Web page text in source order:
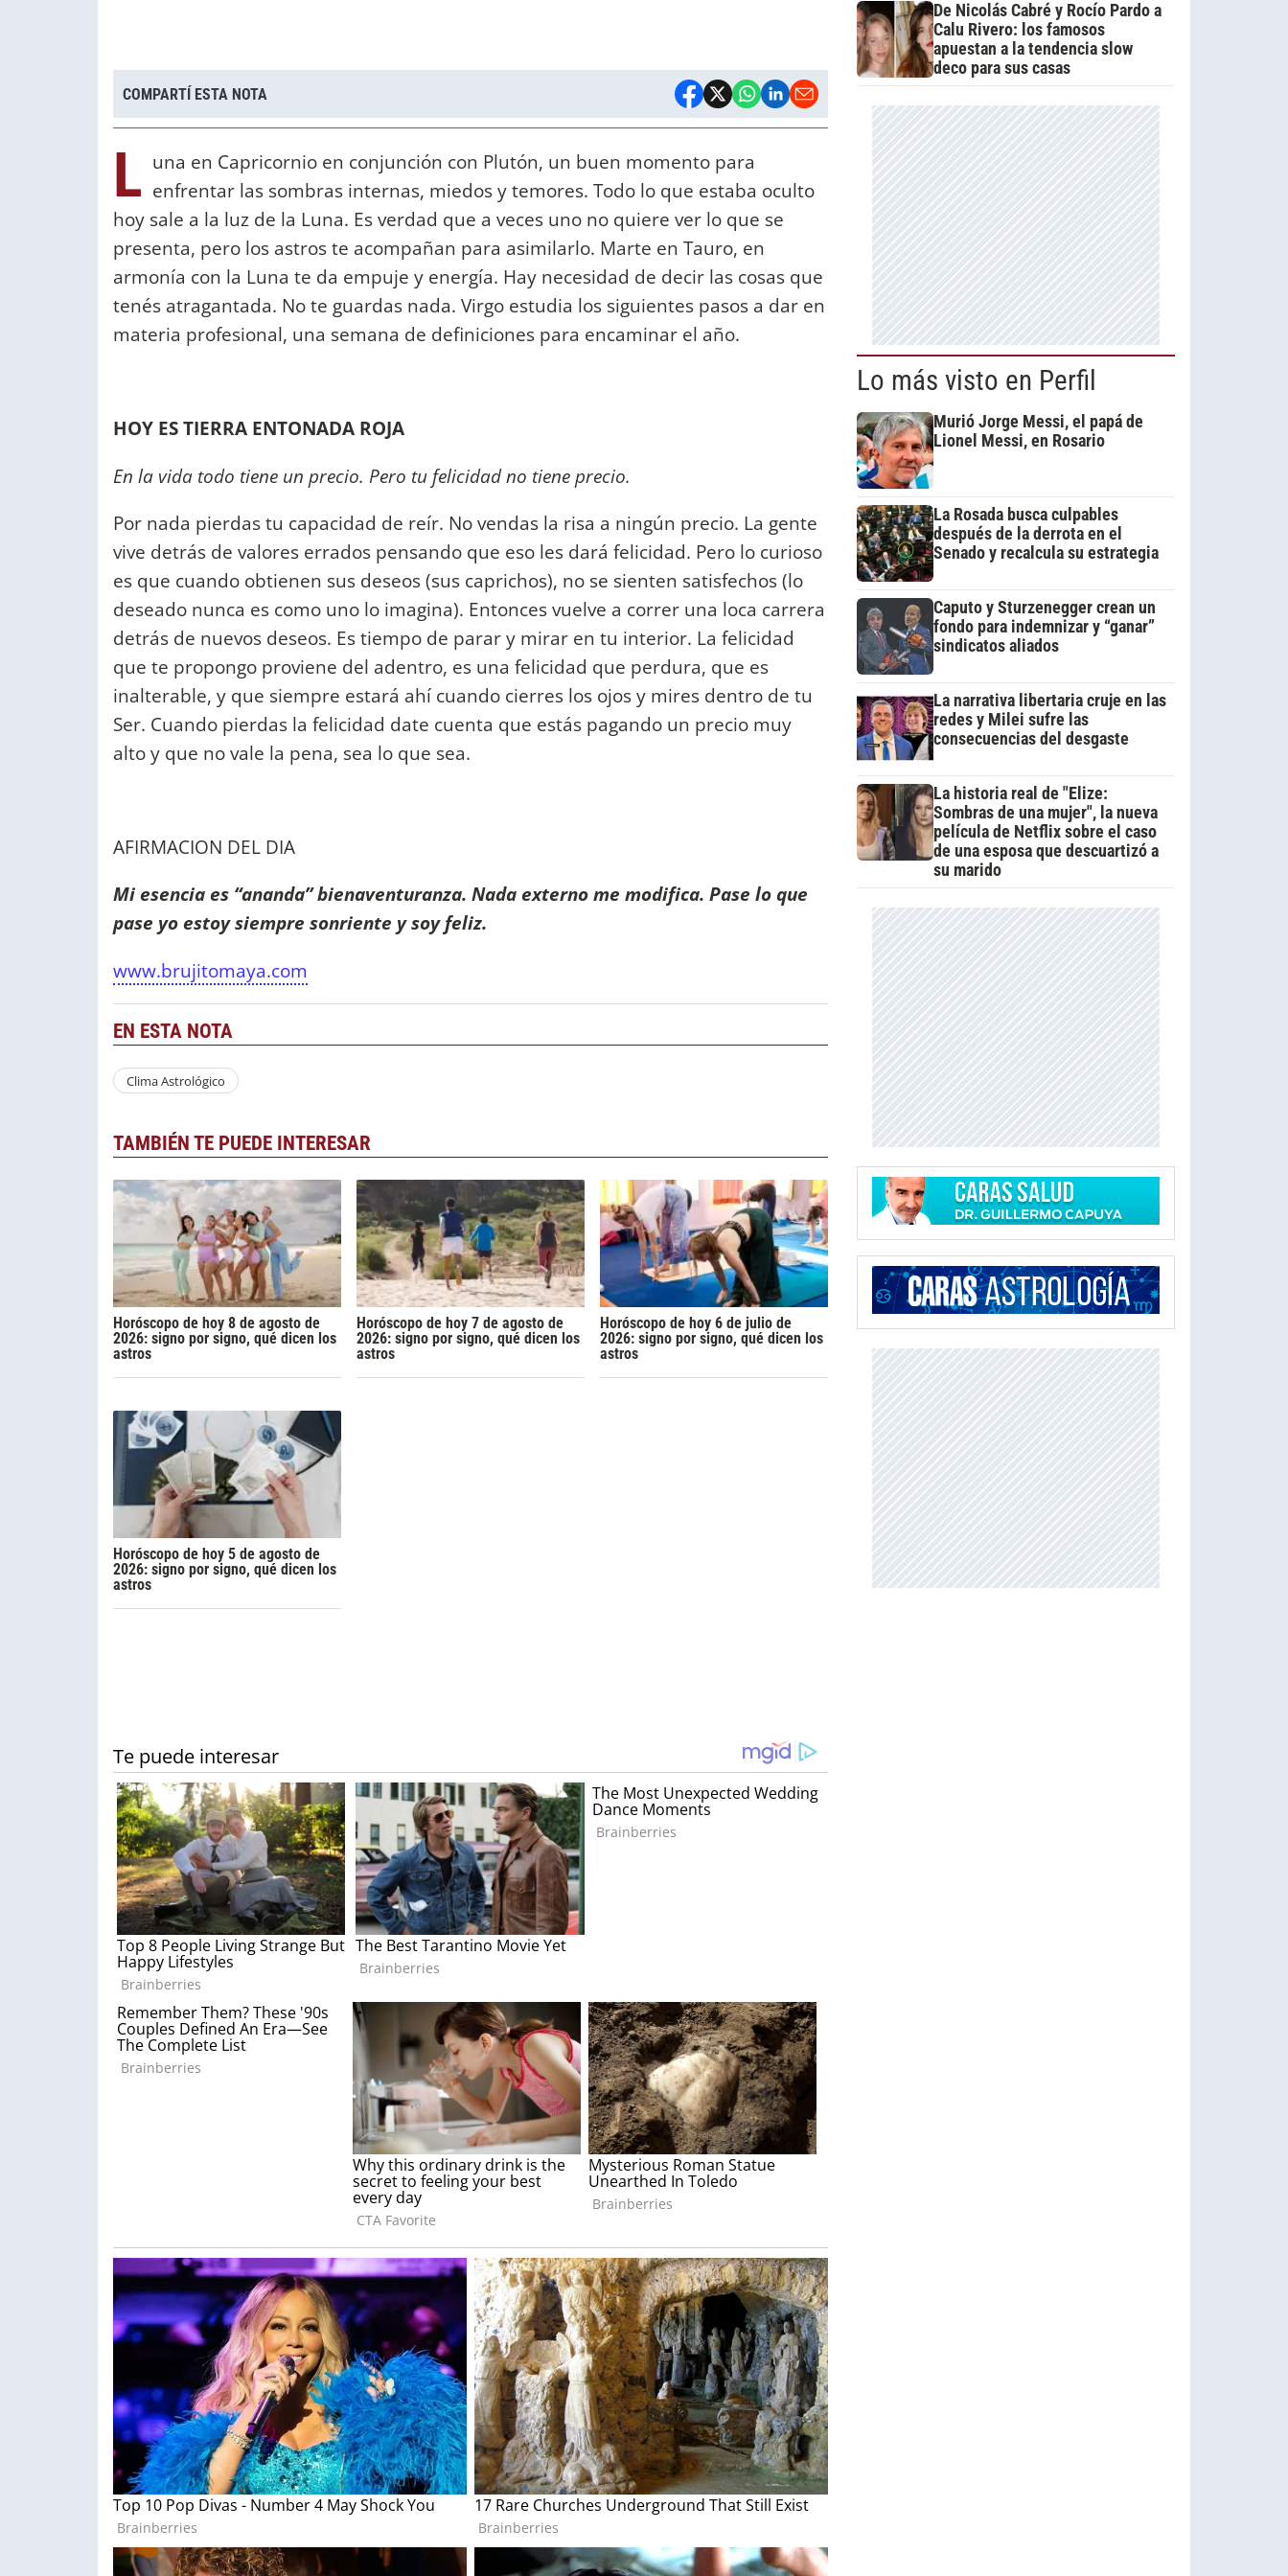
COMPARTÍ ESTA NOTA
L una en Capricornio en conjunción con Plutón, un buen momento para
enfrentar las sombras internas, miedos y temores. Todo lo que estaba oculto
hoy sale a la luz de la Luna. Es verdad que a veces uno no quiere ver lo que se
presenta, pero los astros te acompañan para asimilarlo. Marte en Tauro, en
armonía con la Luna te da empuje y energía. Hay necesidad de decir las cosas que
tenés atragantada. No te guardas nada. Virgo estudia los siguientes pasos a dar en
materia profesional, una semana de definiciones para encaminar el año.
HOY ES TIERRA ENTONADA ROJA
En la vida todo tiene un precio. Pero tu felicidad no tiene precio.
Por nada pierdas tu capacidad de reír. No vendas la risa a ningún precio. La gente
vive detrás de valores errados pensando que eso les dará felicidad. Pero lo curioso
es que cuando obtienen sus deseos (sus caprichos), no se sienten satisfechos (lo
deseado nunca es como uno lo imagina). Entonces vuelve a correr una loca carrera
detrás de nuevos deseos. Es tiempo de parar y mirar en tu interior. La felicidad
que te propongo proviene del adentro, es una felicidad que perdura, que es
inalterable, y que siempre estará ahí cuando cierres los ojos y mires dentro de tu
Ser. Cuando pierdas la felicidad date cuenta que estás pagando un precio muy
alto y que no vale la pena, sea lo que sea.
AFIRMACION DEL DIA
Mi esencia es “ananda” bienaventuranza. Nada externo me modifica. Pase lo que
pase yo estoy siempre sonriente y soy feliz.
www.brujitomaya.com
EN ESTA NOTA
Clima Astrológico
TAMBIÉN TE PUEDE INTERESAR
Horóscopo de hoy 8 de agosto de
2026: signo por signo, qué dicen los
astros
Horóscopo de hoy 7 de agosto de
2026: signo por signo, qué dicen los
astros
Horóscopo de hoy 6 de julio de
2026: signo por signo, qué dicen los
astros
Horóscopo de hoy 5 de agosto de
2026: signo por signo, qué dicen los
astros
De Nicolás Cabré y Rocío Pardo a
Calu Rivero: los famosos
apuestan a la tendencia slow
deco para sus casas
Lo más visto en Perfil
Murió Jorge Messi, el papá de
Lionel Messi, en Rosario
La Rosada busca culpables
después de la derrota en el
Senado y recalcula su estrategia
Caputo y Sturzenegger crean un
fondo para indemnizar y “ganar”
sindicatos aliados
La narrativa libertaria cruje en las
redes y Milei sufre las
consecuencias del desgaste
La historia real de "Elize:
Sombras de una mujer", la nueva
película de Netflix sobre el caso
de una esposa que descuartizó a
su marido